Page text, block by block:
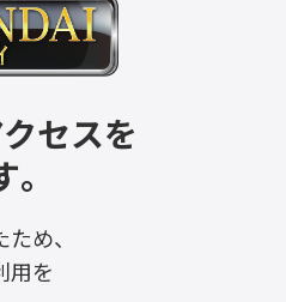
セスを
め、
用を